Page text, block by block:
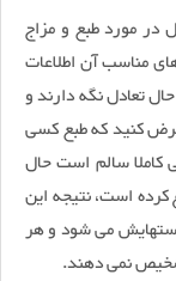
در مورد طبع و مزاج
مناسب آن اطلاعات
تعادل نگه دارند و
فرض کنید که طبع کسی
کاملا سالم است حال
است، نتیجه این
می شود و هر
نمی دهند.